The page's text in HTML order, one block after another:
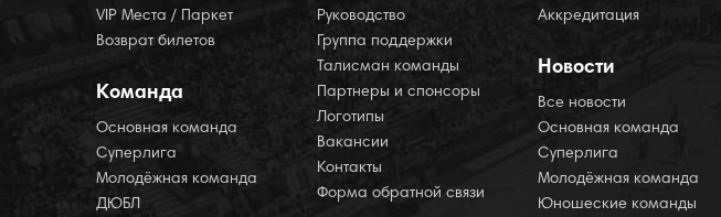
VIP Места / Паркет
Возврат билетов
Команда
Основная команда
Суперлига
Молодёжная команда
ДЮБЛ
Руководство
Группа поддержки
Талисман команды
Партнеры и спонсоры
Логотипы
Вакансии
Контакты
Форма обратной связи
Аккредитация
Новости
Все новости
Основная команда
Суперлига
Молодёжная команда
Юношеские команды